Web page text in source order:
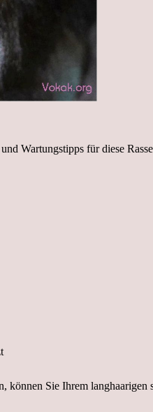
Wartungstipps für diese
können Sie Ihrem langhaarigen